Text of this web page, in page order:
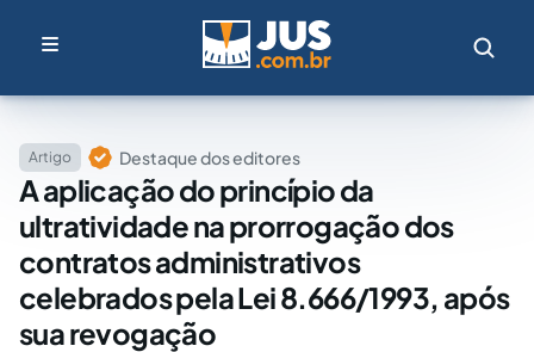
Artigo Destaque dos editores
A aplicação do princípio da
ultratividade na prorrogação dos
contratos administrativos
celebrados pela Lei 8.666/1993, após
sua revogação